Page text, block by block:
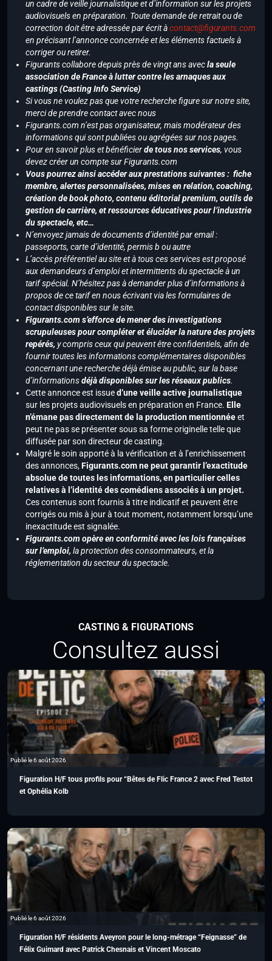
un cadre de veille journalistique et d’information sur les projets
audiovisuels en préparation. Toute demande de retrait ou de
correction doit être adressée par écrit àcontact@figurants.com
en précisant l’annonce concernée et les éléments factuels à
corriger ou retirer.
Figurants collabore depuis près de vingt ans avecla seule
association de France à lutter contre les arnaques aux
castings (Casting Info Service)
Si vous ne voulez pas que votre recherche figure sur notre site,
merci de prendre contact avec nous
Figurants.com n’est pas organisateur, mais modérateur des
informations qui sont publiées ou agrégées sur nos pages.
Pour en savoir plus et bénéficierde tous nos services, vous
devez créer un compte sur Figurants.com
Vous pourrez ainsi accéder aux prestations suivantes : fiche
membre, alertes personnalisées, mises en relation, coaching,
création de book photo, contenu éditorial premium, outils de
gestion de carrière, et ressources éducatives pour l’industrie
du spectacle, etc…
N’envoyez jamais de documents d’identité par email :
passeports, carte d’identité, permis b ou autre
L’accès préférentiel au site et à tous ces services est proposé
aux demandeurs d’emploi et intermittents du spectacle à un
tarif spécial. N’hésitez pas à demander plus d’informations à
propos de ce tarif en nous écrivant via les formulaires de
contact disponibles sur le site.
Figurants.com s’efforce de mener des investigations
scrupuleuses pour compléter et élucider la nature des projets
repérés, y compris ceux qui peuvent être confidentiels, afin de
fournir toutes les informations complémentaires disponibles
concernant une recherche déjà émise au public, sur la base
d’informationsdéjà disponibles sur les réseaux publics.
Cette annonce est issued’une veille active journalistique
sur les projets audiovisuels en préparation en France. Elle
n’émane pas directement de la production mentionnéeet
peut ne pas se présenter sous sa forme originelle telle que
diffusée par son directeur de casting.
Malgré le soin apporté à la vérification et à l’enrichissement
des annonces,Figurants.com ne peut garantir l’exactitude
absolue de toutes les informations, en particulier celles
relatives à l’identité des comédiens associés à un projet.
Ces contenus sont fournis à titre indicatif et peuvent être
corrigés ou mis à jour à tout moment, notamment lorsqu’une
inexactitude est signalée.
Figurants.com opère en conformité avec les lois françaises
sur l’emploi, la protection des consommateurs, et la
réglementation du secteur du spectacle.
CASTING & FIGURATIONS
Consultez aussi
Publié le 6 août 2026
Figuration H/F tous profils pour “Bêtes de Flic France 2 avec Fred Testot
et Ophélia Kolb
Publié le 6 août 2026
Figuration H/F résidents Aveyron pour le long-métrage “Feignasse” de
Félix Guimard avec Patrick Chesnais et Vincent Moscato